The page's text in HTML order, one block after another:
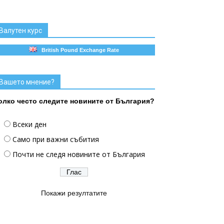
курс
British Pound Exchange Rate
мнение?
често следите новините от България?
Всеки ден
Само при важни събития
Почти не следя новините от България
Покажи резултатите